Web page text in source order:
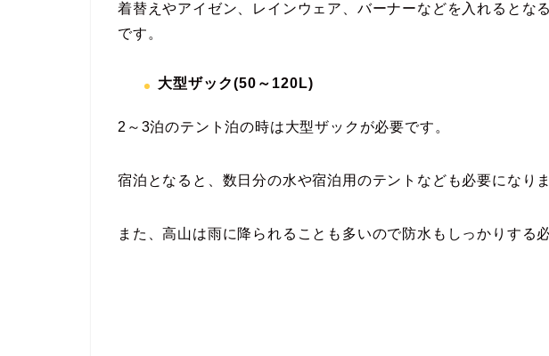
着替えやアイゼン、レインウェア、バーナーなどを入れるとな
です。
大型ザック(50 ～ 120L)
2～3泊のテント泊の時は大型ザックが必要です。
宿泊となると、数日分の水や宿泊用のテントなども必要になりま
また、高山は雨に降られることも多いので防水もしっかりする